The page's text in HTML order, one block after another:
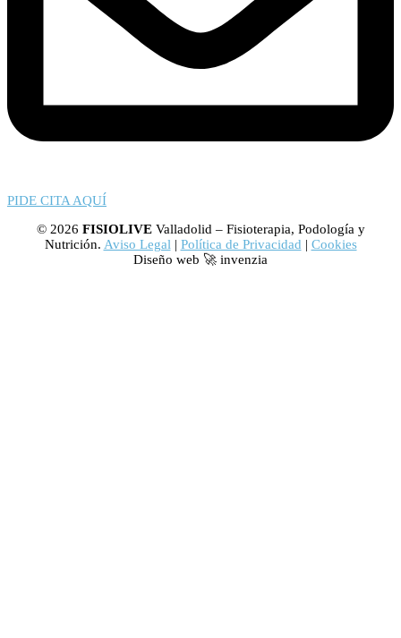
PIDE CITA AQUÍ
© 2026 FISIOLIVEValladolid – Fisioterapia, Podología y
Nutrición. Aviso Legal | Política de Privacidad | Cookies
Diseño web 🚀 invenzia